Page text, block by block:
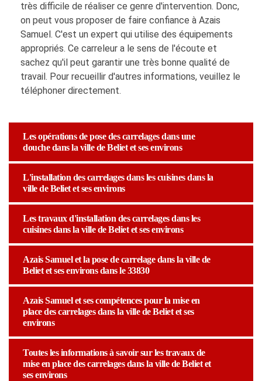
très difficile de réaliser ce genre d'intervention. Donc,
on peut vous proposer de faire confiance à Azais
Samuel. C'est un expert qui utilise des équipements
appropriés. Ce carreleur a le sens de l'écoute et
sachez qu'il peut garantir une très bonne qualité de
travail. Pour recueillir d'autres informations, veuillez le
téléphoner directement.
Les opérations de pose des carrelages dans une
douche dans la ville de Beliet et ses environs
L'installation des carrelages dans les cuisines dans la
ville de Beliet et ses environs
Les travaux d'installation des carrelages dans les
cuisines dans la ville de Beliet et ses environs
Azais Samuel et la pose de carrelage dans la ville de
Beliet et ses environs dans le 33830
Azais Samuel et ses compétences pour la mise en
place des carrelages dans la ville de Beliet et ses
environs
Toutes les informations à savoir sur les travaux de
mise en place des carrelages dans la ville de Beliet et
ses environs